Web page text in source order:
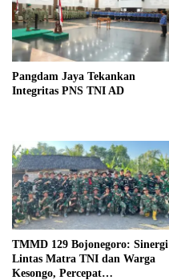
Pangdam Jaya Tekankan
Integritas PNS TNI AD
TMMD 129 Bojonegoro: Sinergi
Lintas Matra TNI dan Warga
Kesongo, Percepat